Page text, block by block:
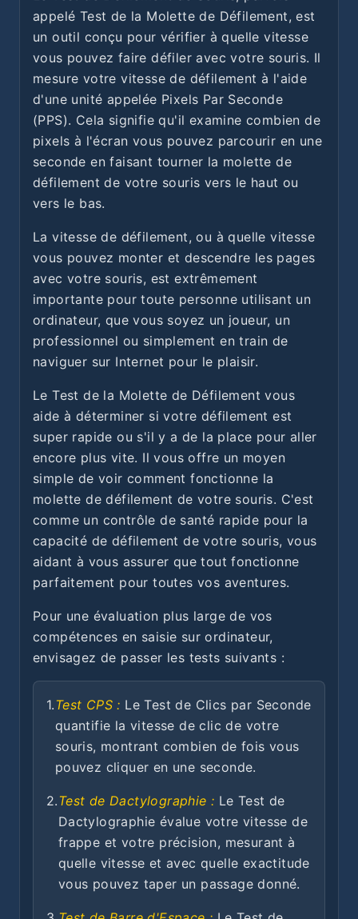
appelé Test de la Molette de Défilement, est
un outil conçu pour vérifier à quelle vitesse
vous pouvez faire défiler avec votre souris. Il
mesure votre vitesse de défilement à l'aide
d'une unité appelée Pixels Par Seconde
(PPS). Cela signifie qu'il examine combien de
pixels à l'écran vous pouvez parcourir en une
seconde en faisant tourner la molette de
défilement de votre souris vers le haut ou
vers le bas.
La vitesse de défilement, ou à quelle vitesse
vous pouvez monter et descendre les pages
avec votre souris, est extrêmement
importante pour toute personne utilisant un
ordinateur, que vous soyez un joueur, un
professionnel ou simplement en train de
naviguer sur Internet pour le plaisir.
Le Test de la Molette de Défilement vous
aide à déterminer si votre défilement est
super rapide ou s'il y a de la place pour aller
encore plus vite. Il vous offre un moyen
simple de voir comment fonctionne la
molette de défilement de votre souris. C'est
comme un contrôle de santé rapide pour la
capacité de défilement de votre souris, vous
aidant à vous assurer que tout fonctionne
parfaitement pour toutes vos aventures.
Pour une évaluation plus large de vos
compétences en saisie sur ordinateur,
envisagez de passer les tests suivants :
1.Test CPS : Le Test de Clics par Seconde
quantifie la vitesse de clic de votre
souris, montrant combien de fois vous
pouvez cliquer en une seconde.
2.Test de Dactylographie : Le Test de
Dactylographie évalue votre vitesse de
frappe et votre précision, mesurant à
quelle vitesse et avec quelle exactitude
vous pouvez taper un passage donné.